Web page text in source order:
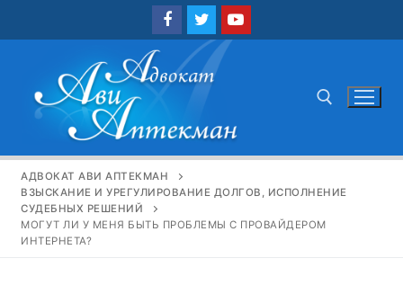
Найти:
АДВОКАТ АВИ АПТЕКМАН
ВЗЫСКАНИЕ И УРЕГУЛИРОВАНИЕ ДОЛГОВ, ИСПОЛНЕНИЕ
СУДЕБНЫХ РЕШЕНИЙ
МОГУТ ЛИ У МЕНЯ БЫТЬ ПРОБЛЕМЫ С ПРОВАЙДЕРОМ
ИНТЕРНЕТА?